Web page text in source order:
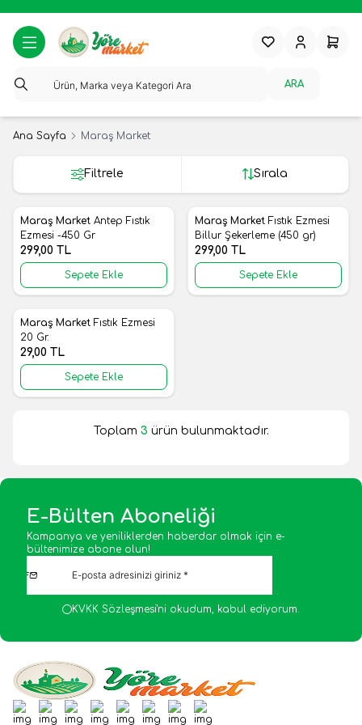
ARA
FavorilerimHesabım
Ana Sayfa Maraş Market
Filtrele Sırala
Yeni
Favorilere Ekle
Maraş Market Antep Fıstık
Ezmesi -450 Gr
299,00 TL
Sepete Ekle
Yeni
Favorilere Ekle
Maraş Market Fıstık Ezmesi
Billur Şekerleme (450 gr)
299,00 TL
Sepete Ekle
Yeni
Favorilere Ekle
Maraş Market Fıstık Ezmesi
20 Gr.
29,00 TL
Sepete Ekle
Toplam 3 ürün bulunmaktadır.
E-Bülten Aboneliği
Kampanya ve yeniliklerden haberdar olmak için e-
bültenimize abone olun!
KVKK Sözleşmesi'niokudum, kabul ediyorum.
Facebook
TwitterGoogle-Plus
YoutubeInstagram
WhatsApp
TumblrPinterest